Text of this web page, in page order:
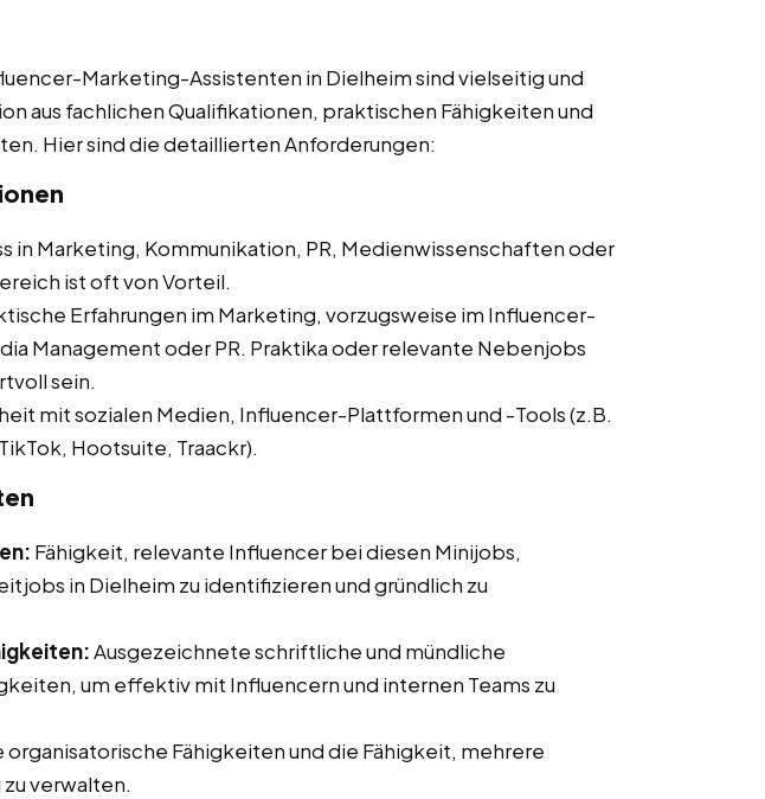
Marketing-Assistenten in Dielheim sind vielseitig und
aus fachlichen Qualifikationen, praktischen Fähigkeiten und
Hier sind die detaillierten Anforderungen:
in Marketing, Kommunikation, PR, Medienwissenschaften oder
ist oft von Vorteil.
Erfahrungen im Marketing, vorzugsweise im Influencer-
Management oder PR. Praktika oder relevante Nebenjobs
sein.
mit sozialen Medien, Influencer-Plattformen und -Tools (z.B.
Hootsuite, Traackr).
Fähigkeit, relevante Influencer bei diesen Minijobs,
in Dielheim zu identifizieren und gründlich zu
Ausgezeichnete schriftliche und mündliche
um effektiv mit Influencern und internen Teams zu
organisatorische Fähigkeiten und die Fähigkeit, mehrere
verwalten.